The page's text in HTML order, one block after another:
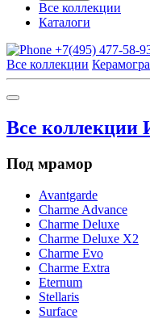
Все коллекции
Каталоги
+7(495) 477-58-
Все коллекции
Все коллекции
Под мрамор
Avantgarde
Charme Advance
Charme Deluxe
Charme Deluxe X2
Charme Evo
Charme Extra
Eternum
Stellaris
Surface